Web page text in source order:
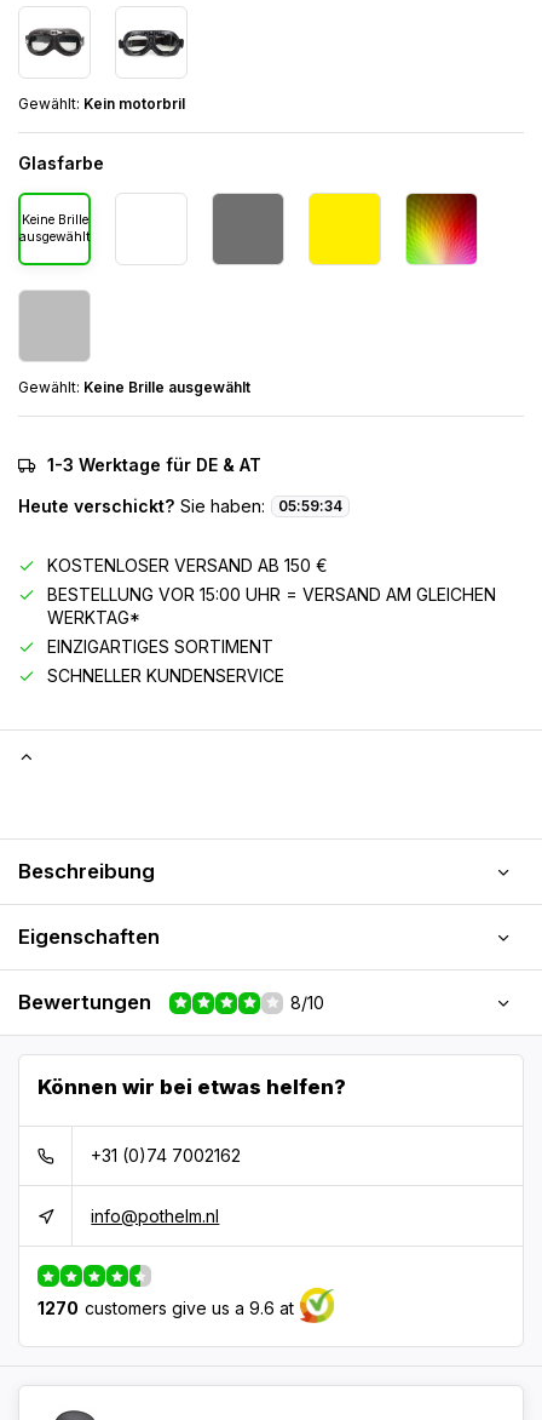
Gewählt: Kein motorbril
Glasfarbe
Keine Brille
ausgewählt
Gewählt: Keine Brille ausgewählt
1-3 Werktage für DE & AT
Heute verschickt? Sie haben: 05:59:33
KOSTENLOSER VERSAND AB 150 €
BESTELLUNG VOR 15:00 UHR = VERSAND AM GLEICHEN
WERKTAG*
EINZIGARTIGES SORTIMENT
SCHNELLER KUNDENSERVICE
Beschreibung
Eigenschaften
Bewertungen 8/10
Können wir bei etwas helfen?
+31 (0)74 7002162
info@pothelm.nl
1270 customers give us a 9.6 at